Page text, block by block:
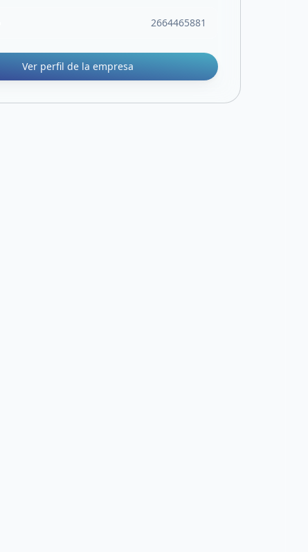
2664465881
Ver perfil de la empresa